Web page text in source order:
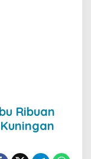
Ribuan